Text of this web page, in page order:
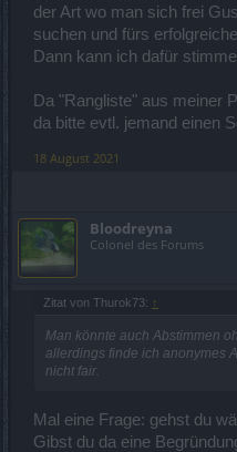
der Art wo man sich frei
suchen und fürs
Dann kann ich dafür
Da "Rangliste" aus meiner
da bitte evtl. jemand einen
18 August 2021
Bloodreyna
Colonel des Forums
Zitat von Thurok73: ↑
Man könnte auch Abstimmen
allerdings finde ich anonymes
nicht fair.
Mal eine Frage: gehst du
Gibst du da eine